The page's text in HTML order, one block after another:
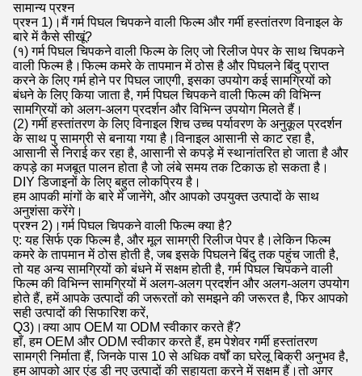
सामान्य प्रश्न
प्रश्न 1)।मैं गर्म पिघल चिपकने वाली फिल्म और गर्मी हस्तांतरण विनाइल के
बारे में कैसे सीखूं?
(१) गर्म पिघल चिपकने वाली फिल्म के लिए जो रिलीज पेपर के साथ चिपकने
वाली फिल्म है।फिल्म कमरे के तापमान में ठोस है और पिघलने बिंदु प्राप्त
करने के लिए गर्म होने पर पिघल जाएगी, इसका उपयोग कई सामग्रियों को
बंधने के लिए किया जाता है, गर्म पिघल चिपकने वाली फिल्म की विभिन्न
सामग्रियों को अलग-अलग प्रदर्शन और विभिन्न उपयोग मिलते हैं।
(2) गर्मी हस्तांतरण के लिए विनाइल शिच उच्च पर्यावरण के अनुकूल प्रदर्शन
के साथ पु सामग्री से बनाया गया है।विनाइल आसानी से काट रहा है,
आसानी से निराई कर रहा है, आसानी से कपड़े में स्थानांतरित हो जाता है और
कपड़े का मजबूत पालन होता है जो लंबे समय तक टिकाऊ हो सकता है।
DIY डिजाइनों के लिए बहुत लोकप्रिय है।
हम आपकी मांगों के बारे में जानेंगे, और आपको उपयुक्त उत्पादों के साथ
अनुशंसा करेंगे।
प्रश्न 2)।गर्म पिघल चिपकने वाली फिल्म क्या है?
ए: यह सिर्फ एक फिल्म है, और मूल सामग्री रिलीज पेपर है।लेकिन फिल्म
कमरे के तापमान में ठोस होती है, जब इसके पिघलने बिंदु तक पहुंच जाती है,
तो यह अन्य सामग्रियों को बंधने में सक्षम होती है, गर्म पिघल चिपकने वाली
फिल्म की विभिन्न सामग्रियों में अलग-अलग प्रदर्शन और अलग-अलग उपयोग
होते हैं, हमें आपके उत्पादों की जरूरतों को समझने की जरूरत है, फिर आपको
सही उत्पादों की सिफारिश करें,
Q3)।क्या आप OEM या ODM स्वीकार करते हैं?
हाँ, हम OEM और ODM स्वीकार करते हैं, हम पेशेवर गर्मी हस्तांतरण
सामग्री निर्माता हैं, जिनके पास 10 से अधिक वर्षों का घरेलू बिक्री अनुभव है,
हम आपको आर एंड डी नए उत्पादों की सहायता करने में सक्षम हैं।तो अगर